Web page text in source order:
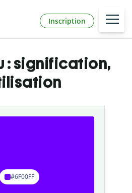
Inscription
: signification,
#6F00FF